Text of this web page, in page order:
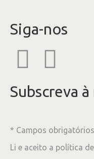
Siga-nos
Subscreva
* Campos
Li e aceito a política